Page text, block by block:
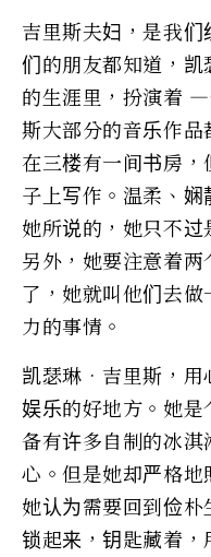
吉里斯夫妇，是我
们的朋友都知道，
的生涯里，扮演着
斯大部分的音乐作
在三楼有一间书房
子上写作。温柔、
她所说的，她只不
另外，她要注意着
了，她就叫他们去
力的事情。
凯瑟琳•吉里斯，用
娱乐的好地方。她
备有许多自制的冰
心。但是她却严格
她认为需要回到俭
锁起来，钥匙藏着，